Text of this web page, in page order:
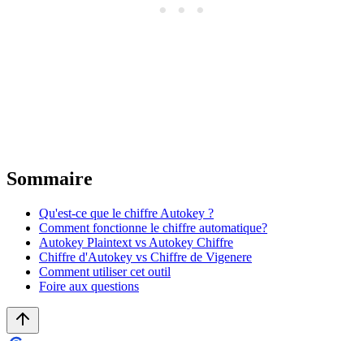
Sommaire
Qu'est-ce que le chiffre Autokey ?
Comment fonctionne le chiffre automatique?
Autokey Plaintext vs Autokey Chiffre
Chiffre d'Autokey vs Chiffre de Vigenere
Comment utiliser cet outil
Foire aux questions